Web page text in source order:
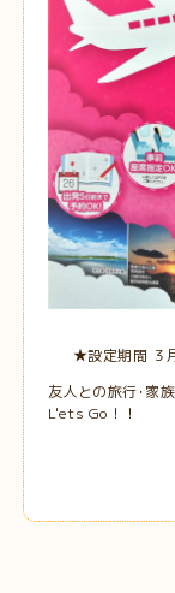
★設定期間 ３月
友人との旅行･家
L'ets Go！！